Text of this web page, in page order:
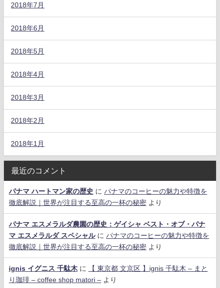
2018年7月
2018年6月
2018年5月
2018年4月
2018年3月
2018年2月
2018年1月
最近のコメント
パナマ ハートマン家の歴史 に パナマのコーヒーの魅力や特徴を
徹底解説｜世界が注目する至高の一杯の秘密 より
パナマ エスメラルダ農園の歴史：ゲイシャ ベスト・オブ・パナ
マ エスメラルダ スペシャルに パナマのコーヒーの魅力や特徴を
徹底解説｜世界が注目する至高の一杯の秘密 より
ignis イグニス 千駄木 に
【 東京都 文京区 】ignis 千駄木 – まと
り珈琲 – coffee shop matori – より